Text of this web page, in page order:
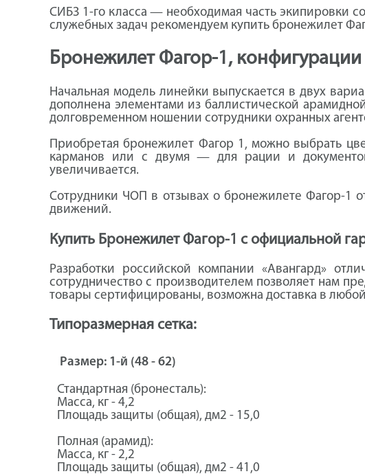
СИБЗ 1-го класса — необходимая часть экипировки
служебных задач рекомендуем купить бронежилет
Бронежилет Фагор-1, конфигурации
Начальная модель линейки выпускается в двух
дополнена элементами из баллистической
долговременном ношении сотрудники охранных
Приобретая бронежилет Фагор 1, можно выбрать
карманов или с двумя — для рации и
увеличивается.
Сотрудники ЧОП в отзывах о бронежилете Фагор-1
движений.
Купить Бронежилет Фагор-1 с официальной
Разработки российской компании «Авангард»
сотрудничество с производителем позволяет нам
товары сертифицированы, возможна доставка в
Типоразмерная сетка:
Размер: 1-й (48 - 62)
Стандартная (бронесталь):
Масса, кг - 4,2
Площадь защиты (общая), дм2 - 15,0
Полная (арамид):
Масса, кг - 2,2
Площадь защиты (общая), дм2 - 41,0